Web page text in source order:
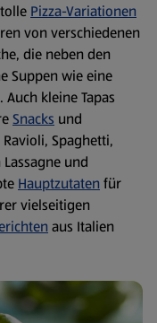
Pizza-Variationen
von verschiedenen
die neben den
Suppen wie eine
kleine Tapas
Snacks und
Spaghetti,
und
Hauptzutaten für
vielseitigen
aus Italien